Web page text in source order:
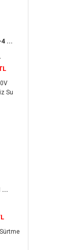
...
...